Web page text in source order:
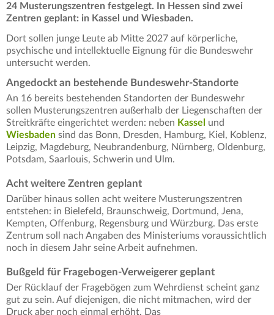
24 Musterungszentren festgelegt. In Hessen sind zwei
Zentren geplant: in Kassel und Wiesbaden.
Dort sollen junge Leute ab Mitte 2027 auf körperliche,
psychische und intellektuelle Eignung für die Bundeswehr
untersucht werden.
Angedockt an bestehende Bundeswehr-Standorte
An 16 bereits bestehenden Standorten der Bundeswehr
sollen Musterungszentren außerhalb der Liegenschaften der
Streitkräfte eingerichtet werden: neben Kassel
und
Wiesbaden sind das Bonn, Dresden, Hamburg, Kiel, Koblenz,
Leipzig, Magdeburg, Neubrandenburg, Nürnberg, Oldenburg,
Potsdam, Saarlouis, Schwerin und Ulm.
Acht weitere Zentren geplant
Darüber hinaus sollen acht weitere Musterungszentren
entstehen: in Bielefeld, Braunschweig, Dortmund, Jena,
Kempten, Offenburg, Regensburg und Würzburg. Das erste
Zentrum soll nach Angaben des Ministeriums voraussichtlich
noch in diesem Jahr seine Arbeit aufnehmen.
Bußgeld für Fragebogen-Verweigerer geplant
Der Rücklauf der Fragebögen zum Wehrdienst scheint ganz
gut zu sein. Auf diejenigen, die nicht mitmachen, wird der
Druck aber noch einmal erhöht. Das